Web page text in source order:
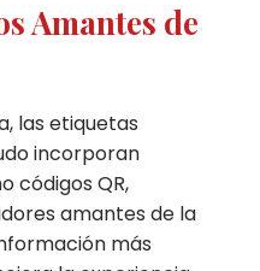
Amantes de
las etiquetas
incorporan
códigos QR,
amantes de la
más